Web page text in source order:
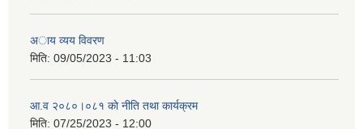
अाय व्यय विवरण
मिति: 09/05/2023 - 11:03
आ.व २०८०।०८१ काे नीति तथा कार्यक्रम
मिति: 07/25/2023 - 12:00